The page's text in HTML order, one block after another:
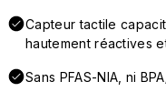
Capteur tactile
hautement réactives
Sans PFAS-NIA, ni